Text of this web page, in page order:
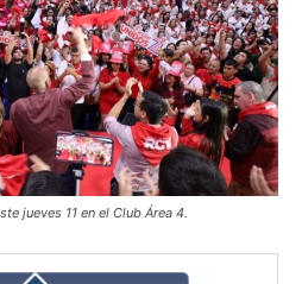
jueves 11 en el Club Área 4.